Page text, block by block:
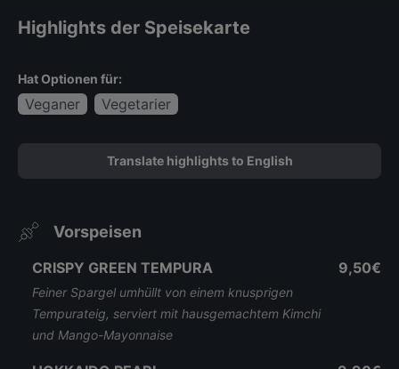
Highlights der Speisekarte
Hat Optionen für:
Veganer Vegetarier
Translate highlights to English
Vorspeisen
CRISPY GREEN TEMPURA
Feiner Spargel umhüllt von einem knusprigen
Tempurateig, serviert mit hausgemachtem Kimchi
und Mango-Mayonnaise
9,50€